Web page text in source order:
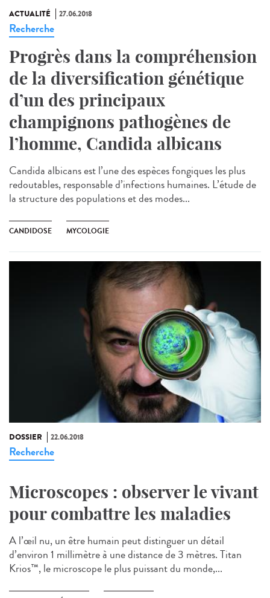
ACTUALITÉ 27.06.2018
Recherche
Progrès dans la compréhension
de la diversification génétique
d’un des principaux
champignons pathogènes de
l’homme, Candida albicans
Candida albicans est l’une des espèces fongiques les plus
redoutables, responsable d’infections humaines. L’étude de
la structure des populations et des modes...
CANDIDOSE MYCOLOGIE
DOSSIER 22.06.2018
Recherche
Microscopes : observer le vivant
pour combattre les maladies
A l’œil nu, un être humain peut distinguer un détail
d’environ 1 millimètre à une distance de 3 mètres. Titan
Krios™, le microscope le plus puissant du monde,...